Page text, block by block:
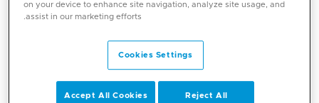
Mediclinic Middle East Corporate Office
on your device to enhance site navigation, analyze site usage, and
assist in our marketing efforts.
Cookies Settings
Reject All
Accept All Cookies